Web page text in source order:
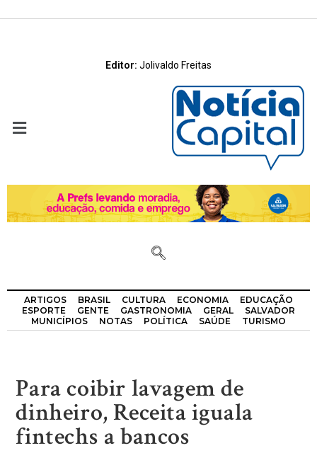
Editor: Jolivaldo Freitas
ARTIGOS BRASIL CULTURA ECONOMIA
EDUCAÇÃO
ESPORTE
GENTE GASTRONOMIA GERAL
SALVADOR
MUNICÍPIOS
NOTAS POLÍTICA SAÚDE TURISMO
Para coibir lavagem de
dinheiro, Receita iguala
fintechs a bancos